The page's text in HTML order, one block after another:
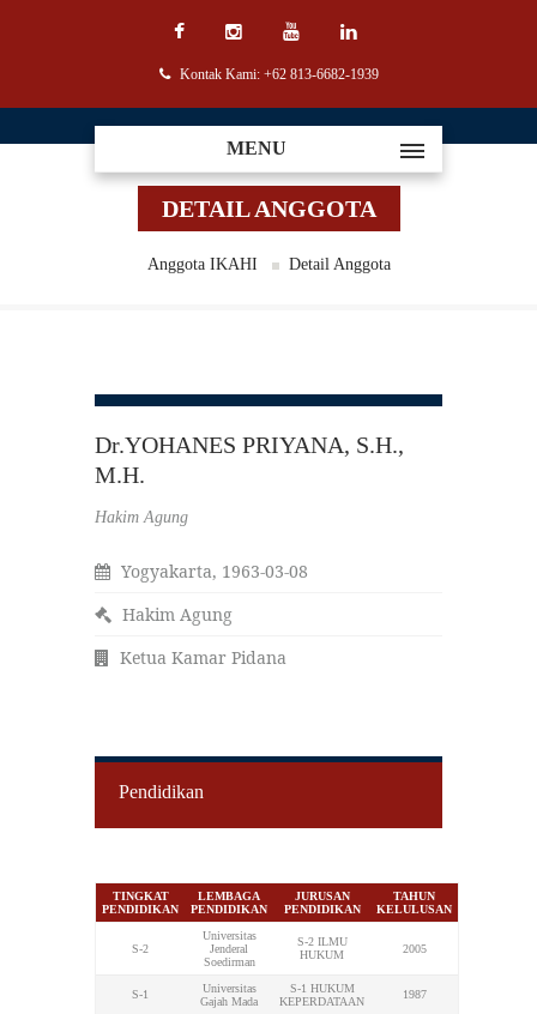
Kontak Kami: +62 813-6682-1939
MENU
DETAIL ANGGOTA
Anggota IKAHI Detail Anggota
Dr.YOHANES PRIYANA, S.H.,
M.H.
Hakim Agung
Yogyakarta, 1963-03-08
Hakim Agung
Ketua Kamar Pidana
Pendidikan
TINGKAT
PENDIDIKAN
LEMBAGA
PENDIDIKAN
JURUSAN
PENDIDIKAN
TAHUN
KELULUSAN
S-2
Universitas
Jenderal
Soedirman
S-2 ILMU
HUKUM
2005
S-1
Universitas
Gajah Mada
S-1 HUKUM
KEPERDATAAN
1987